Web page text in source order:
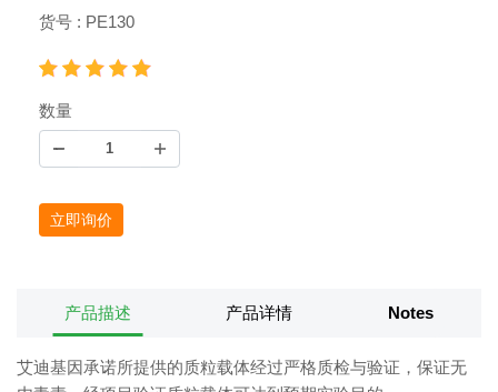
货号 : PE130
数量
立即询价
产品描述 产品详情 Notes
艾迪基因承诺所提供的质粒载体经过严格质检与验证，保证无